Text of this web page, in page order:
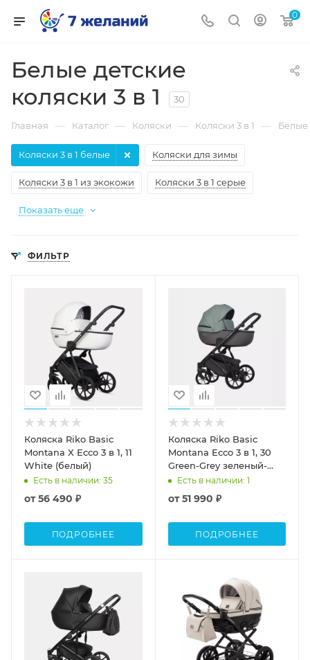
0
Белые детские
коляски 3 в 1
30
Главная — Каталог — Коляски — Коляски 3 в 1 — Белые
Коляски для зимы
Коляски 3 в 1 из экокожи Коляски 3 в 1 серые
Коляски 3 в 1 белые
Показать еще
ФИЛЬТР
Коляска Riko Basic
Montana X Ecco 3 в 1, 11
White (белый)
Есть в наличии: 35
от56 490 ₽
ПОДРОБНЕЕ
Коляска Riko Basic
Montana Ecco 3 в 1, 30
Green-Grey зеленый-
серый
Есть в наличии: 1
от51 990 ₽
ПОДРОБНЕЕ